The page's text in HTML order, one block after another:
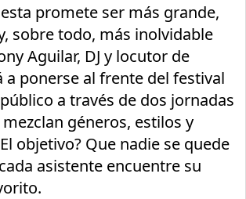
promete ser más grande,
sobre todo, más inolvidable
Aguilar, DJ y locutor de
a ponerse al frente del festival
a través de dos jornadas
géneros, estilos y
objetivo? Que nadie se quede
asistente encuentre su